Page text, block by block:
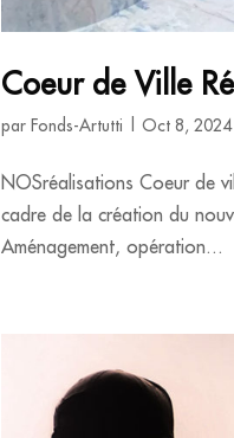
Coeur de Ville
parFonds-Artutti |Oct 8, 2024
NOSréalisations Coeur de
cadre de la création du
Aménagement, opération...